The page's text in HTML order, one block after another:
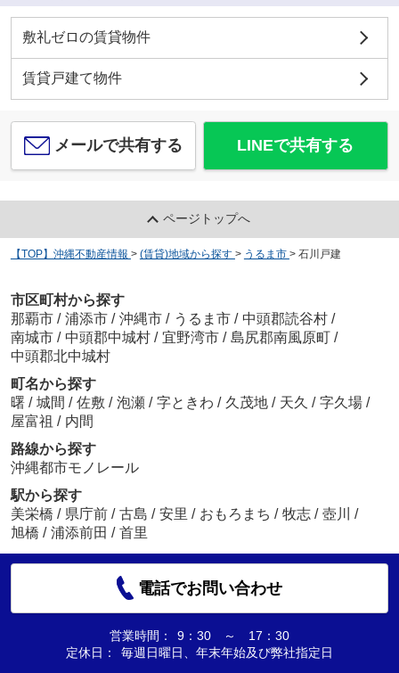
敷礼ゼロの賃貸物件
賃貸戸建て物件
メールで共有する LINEで共有する
ページトップへ
【TOP】沖縄不動産情報 > (賃貸)地域から探す > うるま市 > 石川戸建
市区町村から探す
那覇市 / 浦添市 / 沖縄市 / うるま市 / 中頭郡読谷村 /
南城市 / 中頭郡中城村 / 宜野湾市 / 島尻郡南風原町 /
中頭郡北中城村
町名から探す
曙 / 城間 / 佐敷 / 泡瀬 / 字ときわ / 久茂地 / 天久 / 字久場 /
屋富祖 / 内間
路線から探す
沖縄都市モノレール
駅から探す
美栄橋 / 県庁前 / 古島 / 安里 / おもろまち / 牧志 / 壺川
/
旭橋 / 浦添前田 / 首里
電話でお問い合わせ
営業時間：
9：30 ～ 17：30
定休日：
毎週日曜日、年末年始及び弊社指定日